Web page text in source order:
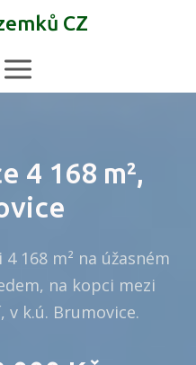
CZ
4 168 m²,
168 m² na úžasném
na kopci mezi
v k.ú. Brumovice.